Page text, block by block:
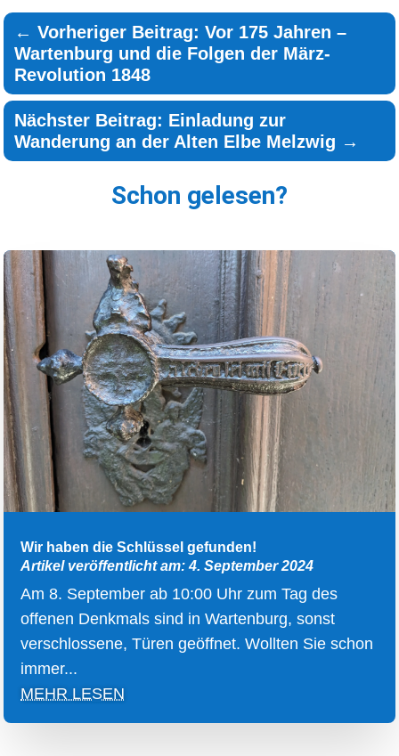
←Vorheriger Beitrag: Vor 175 Jahren –
Wartenburg und die Folgen der März-
Revolution 1848
Nächster Beitrag: Einladung zur
Wanderung an der Alten Elbe Melzwig →
Schon gelesen?
Wir haben die Schlüssel gefunden!
Artikel veröffentlicht am: 4. September 2024
Am 8. September ab 10:00 Uhr zum Tag des
offenen Denkmals sind in Wartenburg, sonst
verschlossene, Türen geöffnet. Wollten Sie schon
immer...
MEHR LESEN